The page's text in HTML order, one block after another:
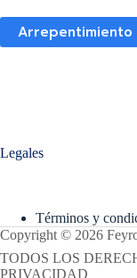
Arrepentimiento
Legales
Términos y
Copyright © 2026
TODOS LOS
PRIVACIDAD